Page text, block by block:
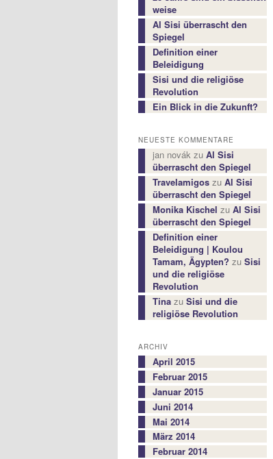
weise
Al Sisi überrascht den
Spiegel
Definition einer
Beleidigung
Sisi und die religiöse
Revolution
Ein Blick in die Zukunft?
NEUESTE KOMMENTARE
jan novákzu Al Sisi
überrascht den Spiegel
Travelamigoszu Al Sisi
überrascht den Spiegel
Monika Kischel zu Al Sisi
überrascht den Spiegel
Definition einer
Beleidigung | Koulou
Tamam, Ägypten? zu Sisi
und die religiöse
Revolution
Tinazu Sisi und die
religiöse Revolution
ARCHIV
April 2015
Februar 2015
Januar 2015
Juni 2014
Mai 2014
März 2014
Februar 2014